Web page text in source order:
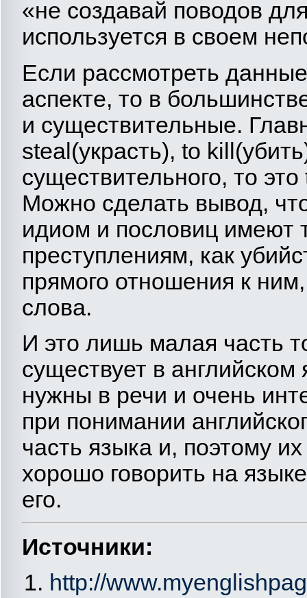
«не создавай поводов
используется в своем
Если рассмотреть
аспекте, то в
и существительные.
steal(украсть), to
существительного, то
Можно сделать вывод,
идиом и пословиц имеют
преступлениям, как
прямого отношения к
слова.
И это лишь малая часть
существует в
нужны в речи и очень
при понимании
часть языка и, поэтому
хорошо говорить на
его.
Источники:
http://